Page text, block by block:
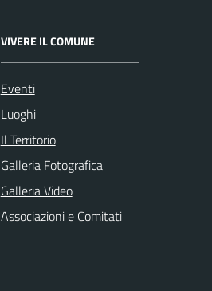
VIVERE IL COMUNE
Eventi
Luoghi
Il Territorio
Galleria Fotografica
Galleria Video
Associazioni e Comitati